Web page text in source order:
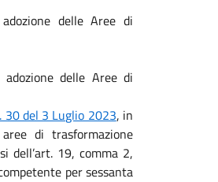
delle Aree di
delle Aree di
30 del 3 Luglio 2023, in
di trasformazione
dell’art. 19, comma 2,
per sessanta